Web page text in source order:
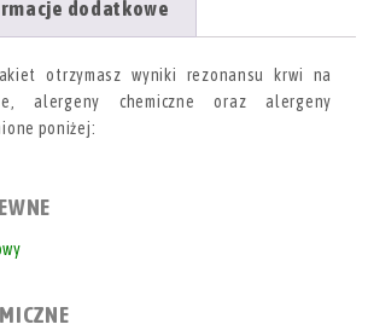
dodatkowe
otrzymasz wyniki rezonansu krwi na
alergeny chemiczne oraz alergeny
poniżej: